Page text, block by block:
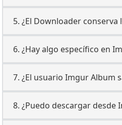
5. ¿El Downloader
6. ¿Hay algo específico en
7. ¿El usuario Imgur Album
8. ¿Puedo descargar